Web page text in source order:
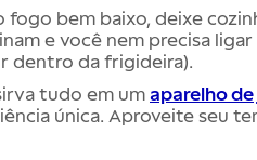
fogo bem baixo, deixe
e você nem precisa
dentro da frigideira).
tudo em um aparelho
única. Aproveite seu